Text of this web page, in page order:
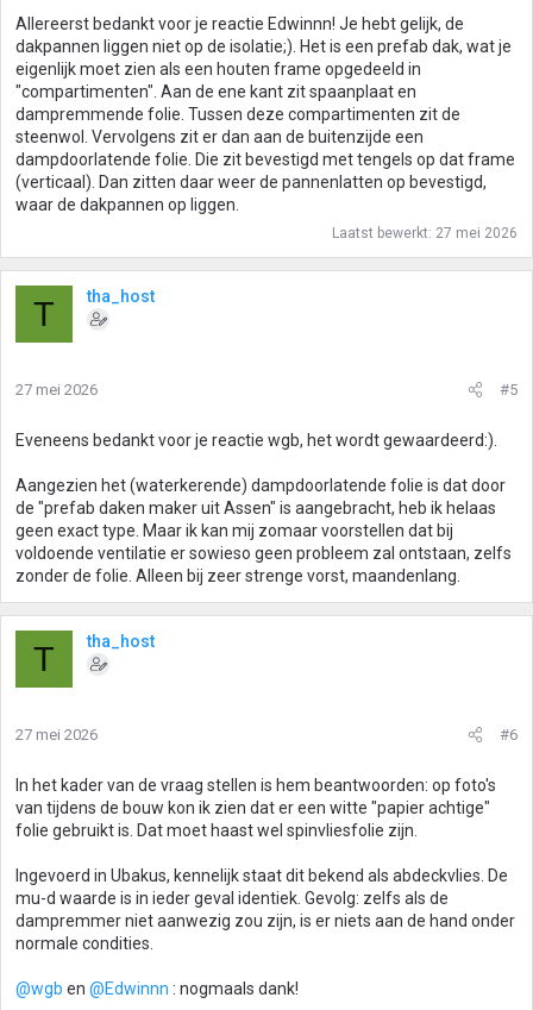
Allereerst bedankt voor je reactie Edwinnn! Je hebt gelijk, de
dakpannen liggen niet op de isolatie;). Het is een prefab dak, wat je
eigenlijk moet zien als een houten frame opgedeeld in
"compartimenten". Aan de ene kant zit spaanplaat en
dampremmende folie. Tussen deze compartimenten zit de
steenwol. Vervolgens zit er dan aan de buitenzijde een
dampdoorlatende folie. Die zit bevestigd met tengels op dat frame
(verticaal). Dan zitten daar weer de pannenlatten op bevestigd,
waar de dakpannen op liggen.
Laatst bewerkt: 27 mei 2026
T tha_host
27 mei 2026 #5
Eveneens bedankt voor je reactie wgb, het wordt gewaardeerd:).
Aangezien het (waterkerende) dampdoorlatende folie is dat door
de "prefab daken maker uit Assen" is aangebracht, heb ik helaas
geen exact type. Maar ik kan mij zomaar voorstellen dat bij
voldoende ventilatie er sowieso geen probleem zal ontstaan, zelfs
zonder de folie. Alleen bij zeer strenge vorst, maandenlang.
T tha_host
27 mei 2026 #6
In het kader van de vraag stellen is hem beantwoorden: op foto's
van tijdens de bouw kon ik zien dat er een witte "papier achtige"
folie gebruikt is. Dat moet haast wel spinvliesfolie zijn.
Ingevoerd in Ubakus, kennelijk staat dit bekend als abdeckvlies. De
mu-d waarde is in ieder geval identiek. Gevolg: zelfs als de
dampremmer niet aanwezig zou zijn, is er niets aan de hand onder
normale condities.
@wgb en @Edwinnn : nogmaals dank!